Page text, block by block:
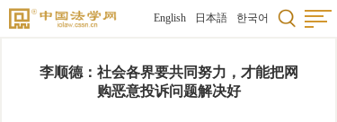
English 日本語 한국어
李顺德：社会各界要共同努力，才能把网
购恶意投诉问题解决好